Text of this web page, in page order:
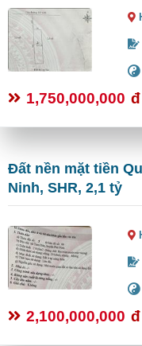
1,750,000,000 đ
Đất nền mặt tiền
Ninh, SHR, 2,1 tỷ
2,100,000,000 đ